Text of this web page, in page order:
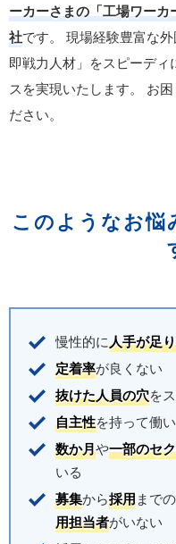
ーカーさまの「工場ワー
社です。
現場経験豊富な
即戦力人材」をスピーディ
スを実現いたします。
お
ださい。
このようなお悩
慢性的に人手が足
定着率が良くない
抜けた人員の穴を
自主性を持って働
数か月や一部のセ
いる
募集から採用まで
用担当者がいない